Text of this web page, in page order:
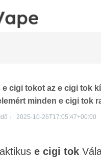
cigi tokot az e cigi tok
minden e cigi tok
Idő： 2025-10-26T17:05:47+00:00
e cigi tok